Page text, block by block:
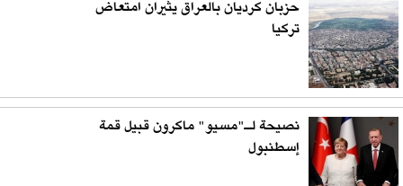
حزبان كرديان بالعراق يثيران امتعاض
تركيا
نصيحة لـ"مسيو" ماكرون قبيل قمة
إسطنبول